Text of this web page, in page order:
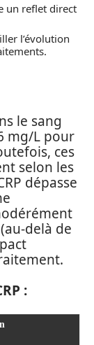
un reflet direct
l’évolution
le sang
mg/L pour
ces
selon les
dépasse
delà de
: